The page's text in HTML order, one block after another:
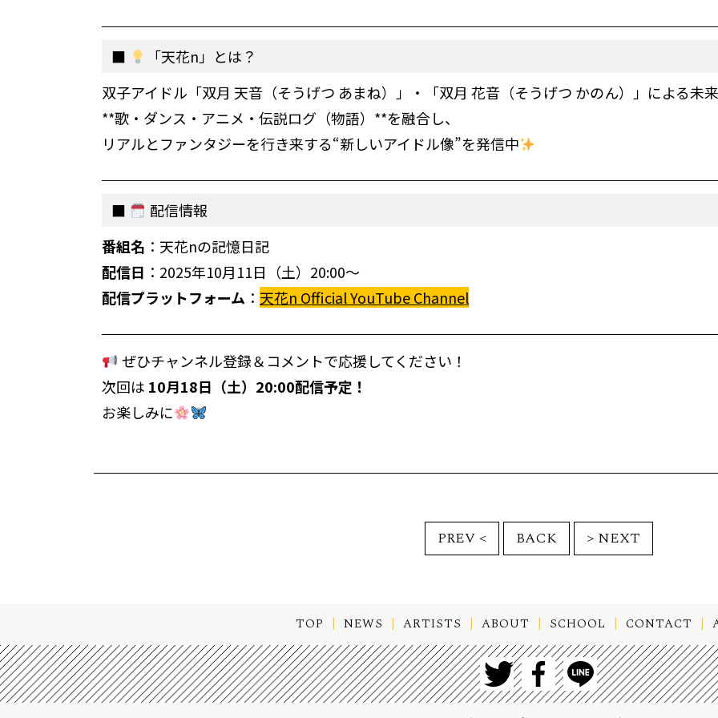
「天花n」とは？
双子アイドル「双月 天音（そうげつ あまね）」・「双月 花音（そうげつ かのん）」による未
**歌・ダンス・アニメ・伝説ログ（物語）**を融合し、
リアルとファンタジーを行き来する“新しいアイドル像”を発信中
配信情報
番組名 ：天花nの記憶日記
配信日 ：2025年10月11日（土）20:00〜
配信プラットフォーム ： 天花n Official YouTube Channel
ぜひチャンネル登録＆コメントで応援してください！
次回は 10月18日（土）20:00配信予定！
お楽しみに
BACK
TOP NEWS ARTISTS ABOUT SCHOOL CONTACT